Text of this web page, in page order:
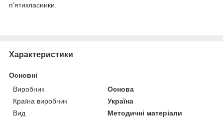
п’ятикласники.
Характеристики
Основні
Виробник
Основа
Країна виробник
Україна
Вид
Методичні матеріали